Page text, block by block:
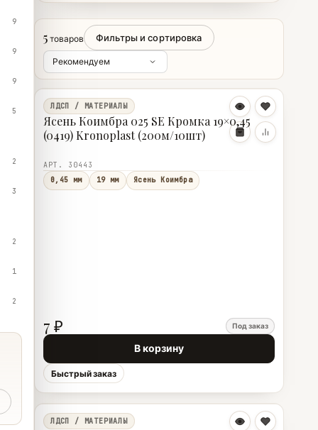
9
9
9
5
2
3
2
1
2
5 товаров Фильтры и сортировка
ЛДСП / МАТЕРИАЛЫ
Ясень Коимбра 025 SE Кромка 19×0,45
(0419) Kronoplast (200м/10шт)
АРТ. 30443
0,45 мм
19 мм Ясень Коимбра
7 ₽ Под заказ
В корзину
Быстрый заказ
ЛДСП / МАТЕРИАЛЫ